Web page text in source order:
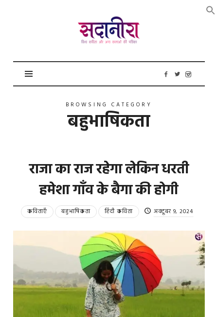
सदानीरा
BROWSING CATEGORY
बहुभाषिकता
राजा का राज रहेगा लेकिन धरती
हमेशा गाँव के बैगा की होगी
कविताएँ बहुभाषिकता हिंदी कविता अक्टूबर 9, 2024